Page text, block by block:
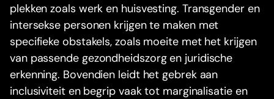
plekken zoals werk en huisvesting. Transgender en
intersekse personen krijgen te maken met
specifieke obstakels, zoals moeite met het krijgen
van passende gezondheidszorg en juridische
erkenning. Bovendien leidt het gebrek aan
inclusiviteit en begrip vaak tot marginalisatie en